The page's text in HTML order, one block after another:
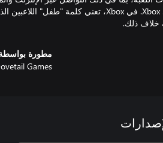
خلاف ذلك.
مطورة
Games